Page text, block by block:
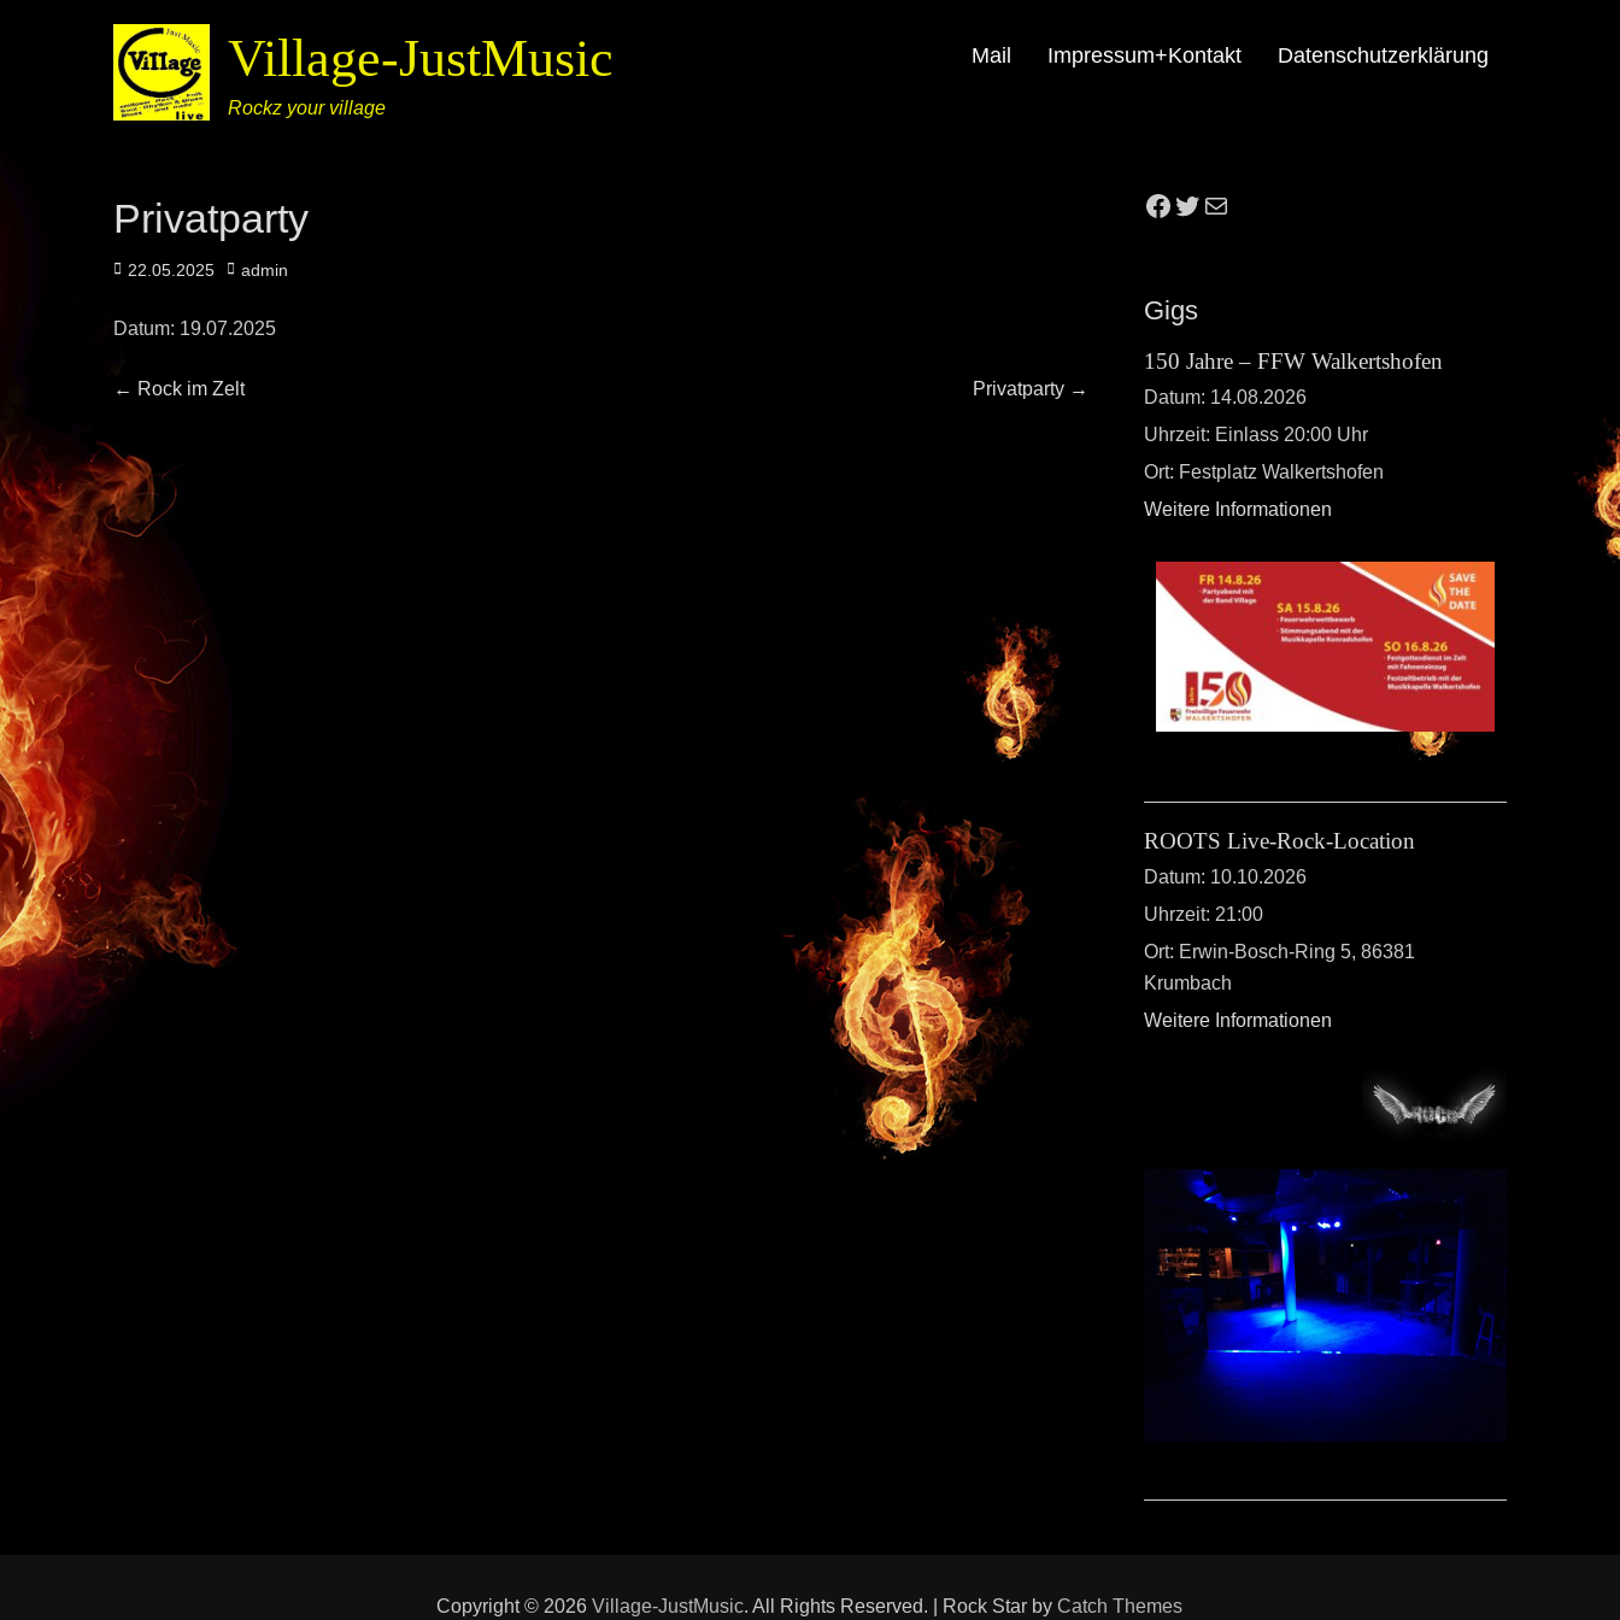
Village-JustMusic
Rockz your village
Mail Impressum+Kontakt Datenschutzerklärung
Privatparty
22.05.2025 admin
Datum: 19.07.2025
← Rock im Zelt Privatparty →
Gigs
150 Jahre – FFW Walkertshofen
Datum: 14.08.2026
Uhrzeit: Einlass 20:00 Uhr
Ort: Festplatz Walkertshofen
Weitere Informationen
ROOTS Live-Rock-Location
Datum: 10.10.2026
Uhrzeit: 21:00
Ort: Erwin-Bosch-Ring 5, 86381
Krumbach
Weitere Informationen
Copyright © 2026Village-JustMusic. All Rights Reserved. | Rock Star byCatch Themes